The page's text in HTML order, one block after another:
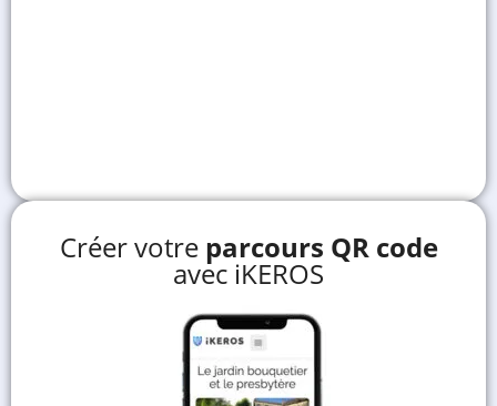
Créer votre parcours QR code
avec iKEROS